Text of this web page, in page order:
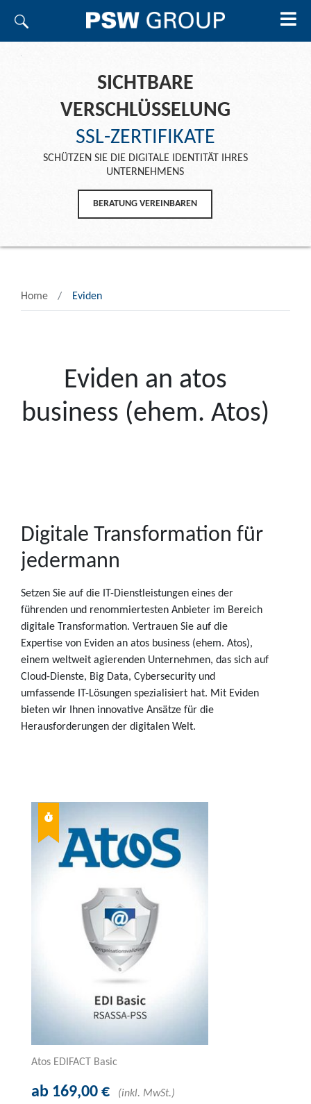
SICHTBARE
VERSCHLÜSSELUNG
SSL-ZERTIFIKATE
SCHÜTZEN SIE DIE DIGITALE IDENTITÄT IHRES
UNTERNEHMENS
BERATUNG VEREINBAREN
Home Eviden
Eviden an atos
business (ehem. Atos)
Digitale Transformation für
jedermann
Setzen Sie auf die IT-Dienstleistungen eines der
führenden und renommiertesten Anbieter im Bereich
digitale Transformation. Vertrauen Sie auf die
Expertise von Eviden an atos business (ehem. Atos),
einem weltweit agierenden Unternehmen, das sich auf
Cloud-Dienste, Big Data, Cybersecurity und
umfassende IT-Lösungen spezialisiert hat. Mit Eviden
bieten wir Ihnen innovative Ansätze für die
Herausforderungen der digitalen Welt.
Atos EDIFACT Basic
ab 169,00 € (inkl. MwSt.)